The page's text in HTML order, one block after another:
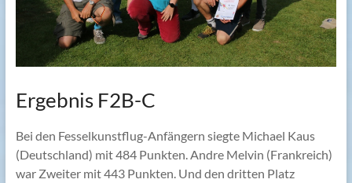
Ergebnis F2B-C
Bei den Fesselkunstflug-Anfängern siegte Michael Kaus
(Deutschland) mit 484 Punkten. Andre Melvin (Frankreich)
war Zweiter mit 443 Punkten. Und den dritten Platz